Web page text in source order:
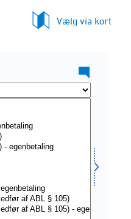
Vælg via kort